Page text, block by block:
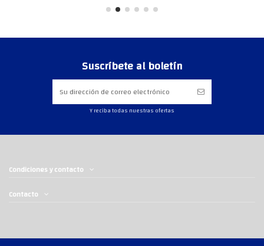
Suscríbete al boletín
Y reciba todas nuestras ofertas
Condiciones y contacto
Contacto